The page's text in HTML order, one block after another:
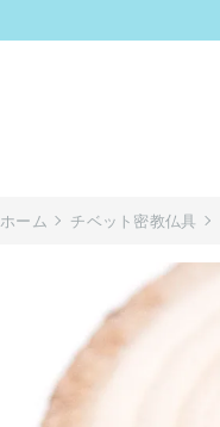
ホーム チベット密教仏具